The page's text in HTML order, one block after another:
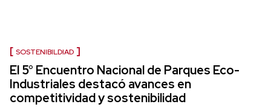
SOSTENIBILDIAD
El 5° Encuentro Nacional de Parques Eco-
Industriales destacó avances en
competitividad y sostenibilidad